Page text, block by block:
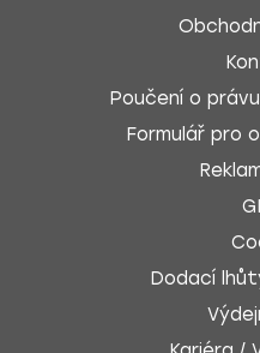
Poučení o
Formulář pro
Dodací